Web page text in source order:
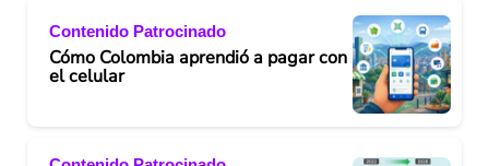
Contenido Patrocinado
Cómo Colombia aprendió a pagar con
el celular